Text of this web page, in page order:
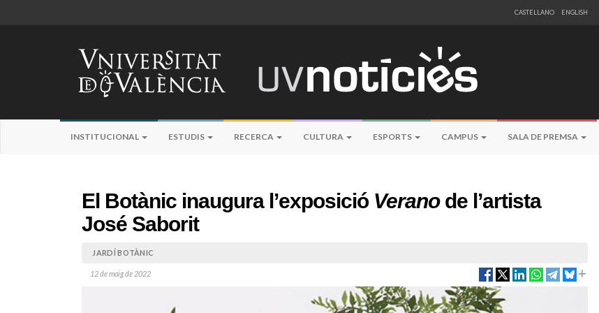
CASTELLANO ENGLISH
INSTITUCIONAL ESTUDIS RECERCA CULTURA ESPORTS CAMPUS SALA DE PREMSA
El Botànic inaugura l’exposició Veranode l’artista
José Saborit
JARDÍ BOTÀNIC
12 de maig de 2022